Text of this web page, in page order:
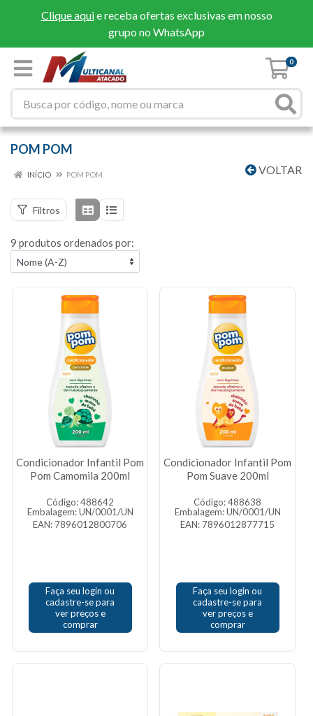
Clique aquie receba ofertas exclusivas em nosso
grupo no WhatsApp
0
POM POM
VOLTAR
INÍCIO POM POM
Filtros
9 produtos ordenados por:
Condicionador Infantil Pom
Pom Camomila 200ml
Código: 488642
Embalagem: UN/0001/UN
EAN: 7896012800706
Faça seu login ou
cadastre-se para
ver preços e
comprar
Condicionador Infantil Pom
Pom Suave 200ml
Código: 488638
Embalagem: UN/0001/UN
EAN: 7896012877715
Faça seu login ou
cadastre-se para
ver preços e
comprar